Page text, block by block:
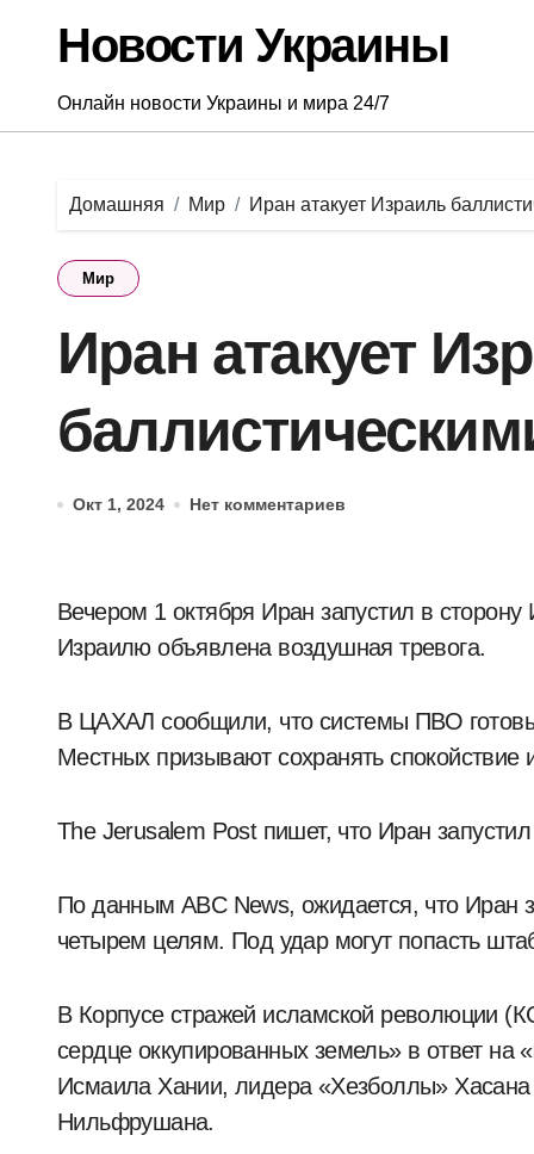
содержаниюНовости Украины
Онлайн новости Украины и мира 24/7
Домашняя Мир Иран атакует Израиль
Мир
Иран атакует
Окт 1, 2024 Нет комментариев
Вечером 1 октября Иран запустил в сторону Израиля баллистические ракеты. По всему
Израилю объявлена воздушная тревога.
В ЦАХАЛ сообщили, что системы ПВО
Местных призывают сохранять
The Jerusalem Post пишет, что Иран
По данным ABC News, ожидается, что Иран
четырем целям. Под удар могут попасть
В Корпусе стражей исламской революции
сердце оккупированных земель» в ответ
Исмаила Хании, лидера «Хезболлы»
Нильфрушана.